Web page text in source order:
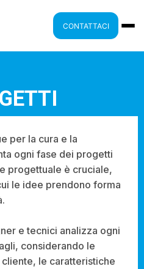
CONTATTACI
per la cura e la
ogni fase dei progetti
progettuale è cruciale,
le idee prendono forma
e tecnici analizza ogni
considerando le
le caratteristiche